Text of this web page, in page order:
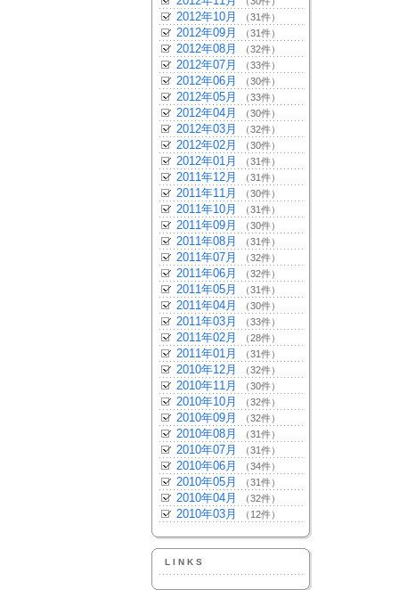
2012年10月 （31件）
2012年09月 （31件）
2012年08月 （32件）
2012年07月 （33件）
2012年06月 （30件）
2012年05月 （33件）
2012年04月 （30件）
2012年03月 （32件）
2012年02月 （30件）
2012年01月 （31件）
2011年12月 （31件）
2011年11月 （30件）
2011年10月 （31件）
2011年09月 （30件）
2011年08月 （31件）
2011年07月 （32件）
2011年06月 （32件）
2011年05月 （31件）
2011年04月 （30件）
2011年03月 （33件）
2011年02月 （28件）
2011年01月 （31件）
2010年12月 （32件）
2010年11月 （30件）
2010年10月 （32件）
2010年09月 （32件）
2010年08月 （31件）
2010年07月 （31件）
2010年06月 （34件）
2010年05月 （31件）
2010年04月 （32件）
2010年03月 （12件）
LINKS